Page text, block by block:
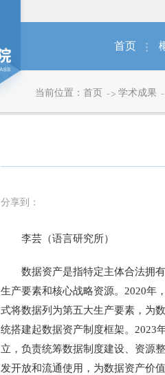
首页
当前位置： 首页 学术成果
分享到：
李芸（语言研究所）
数据资产是指特定主体合法拥有
生产要素和核心战略资源。2020年
式将数据列为第五大生产要素，为
统搭建起数据资产制度框架。2023
立，负责统筹数据制度建设、资源
发开放和流通使用，为数据资产价